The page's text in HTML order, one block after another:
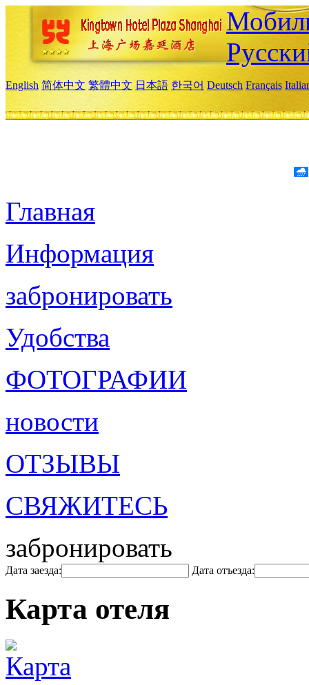
English 简体中文 繁體中文 日本語 한국어 Deutsch Français
Главная
Информация
забронировать
Удобства
ФОТОГРАФИИ
новости
ОТЗЫВЫ
СВЯЖИТЕСЬ
забронировать
Дата заезда: Дата отъезда:
Карта отеля